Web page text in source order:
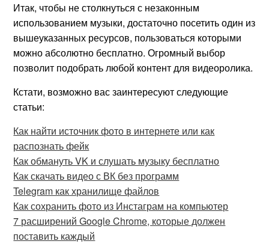
Итак, чтобы не столкнуться с незаконным
использованием музыки, достаточно посетить один из
вышеуказанных ресурсов, пользоваться которыми
можно абсолютно бесплатно. Огромный выбор
позволит подобрать любой контент для видеоролика.
Кстати, возможно вас заинтересуют следующие
статьи:
Как найти источник фото в интернете или как
распознать фейк
Как обмануть VK и слушать музыку бесплатно
Как скачать видео с ВК без программ
Telegram как хранилище файлов
Как сохранить фото из Инстаграм на компьютер
7 расширений Google Chrome, которые должен
поставить каждый